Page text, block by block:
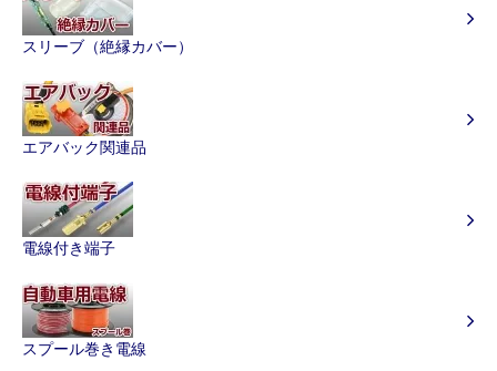
スリーブ（絶縁カバー）
エアバック関連品
電線付き端子
スプール巻き電線